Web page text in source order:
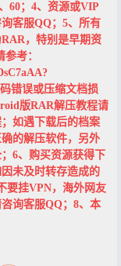
60；4、资源或VIP
客服QQ；5、所有
，特别是早期资
考：
错误或压缩文档损
版RAR解压教程请
如遇下载后的档案
的解压软件，另外
6、购买资源获得下
未及时转存造成的
要挂VPN，海外网友
询客服QQ；8、本